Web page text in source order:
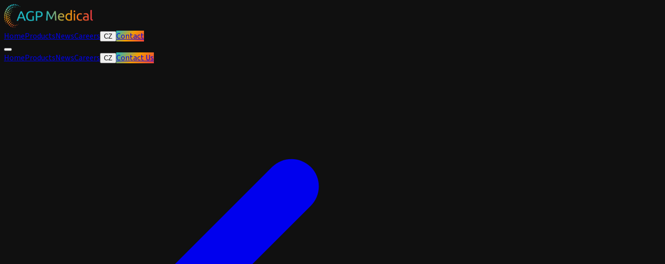
HomeProductsNewsCareers CZ Contact
HomeProductsNewsCareers CZ Contact Us